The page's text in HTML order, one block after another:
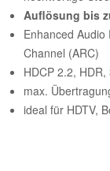
Auflösung bis
Enhanced
Channel (ARC)
HDCP 2.2,
max.
ideal für HDTV,